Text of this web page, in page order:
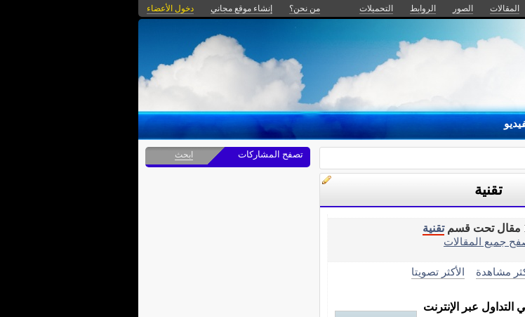
المقالات الصور الروابط التحميلات من نحن؟ إنشاء موقع مجاني دخول الأعضاء
تقنية
تقنية
جميع المقالات
مشاهدة الأكثر تصويتا
التداول عبر الإنترنت
تصفح المشاركات ابحث